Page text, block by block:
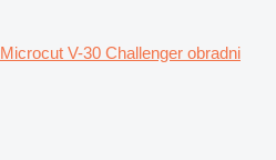
Microcut V-30 Challenger obradni